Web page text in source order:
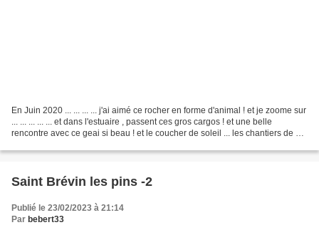
En Juin 2020 ... ... ... ... j'ai aimé ce rocher en forme d'animal ! et je zoome sur
... ... ... ... ... et dans l'estuaire , passent ces gros cargos ! et une belle
rencontre avec ce geai si beau ! et le coucher de soleil ... les chantiers de St
Saint Brévin les pins -2
Publié le 23/02/2023 à 21:14
Par bebert33